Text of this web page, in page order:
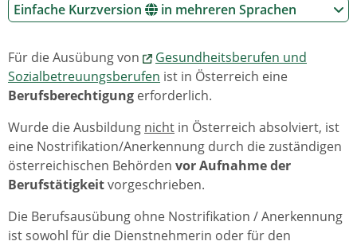
Einfache Kurzversion in mehreren Sprachen
Für die Ausübung von
Gesundheitsberufen und
Sozialbetreuungsberufen ist in Österreich eine
Berufsberechtigung erforderlich.
Wurde die Ausbildung nicht in Österreich absolviert, ist
eine Nostrifikation/Anerkennung durch die zuständigen
österreichischen Behörden vor Aufnahmeder
Berufstätigkeitvorgeschrieben.
Die Berufsausübung ohne Nostrifikation / Anerkennung
ist sowohl für die Dienstnehmerin oder für den